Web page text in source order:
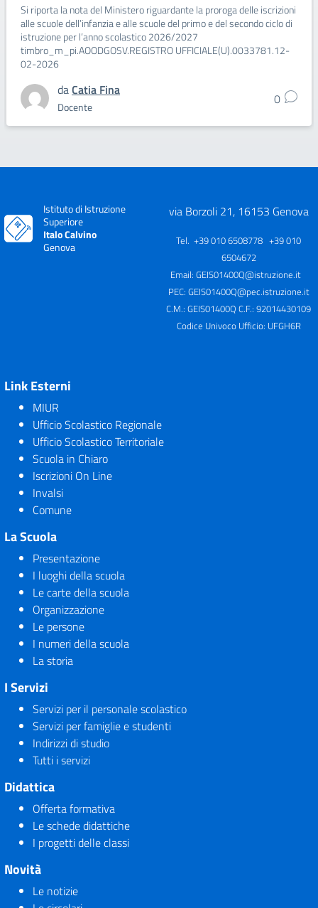
Si riporta la nota del Ministero riguardante la proroga delle iscrizioni
alle scuole dell’infanzia e alle scuole del primo e del secondo ciclo di
istruzione per l’anno scolastico 2026/2027
timbro_m_pi.AOODGOSV.REGISTRO UFFICIALE(U).0033781.12-
02-2026
daCatia Fina
Docente 0
Istituto di Istruzione
Superiore
Italo Calvino
Genova
via Borzoli 21, 16153 Genova
Tel. +39 010 6508778 +39 010
6504672
Email: GEIS01400Q@istruzione.it
PEC: GEIS01400Q@pec.istruzione.it
C.M.: GEIS01400Q C.F.: 92014430109
Codice Univoco Ufficio: UFGH6R
Link Esterni
MIUR
Ufficio Scolastico Regionale
Ufficio Scolastico Territoriale
Scuola in Chiaro
Iscrizioni On Line
Invalsi
Comune
La Scuola
Presentazione
I luoghi della scuola
Le carte della scuola
Organizzazione
Le persone
I numeri della scuola
La storia
I Servizi
Servizi per il personale scolastico
Servizi per famiglie e studenti
Indirizzi di studio
Tutti i servizi
Didattica
Offerta formativa
Le schede didattiche
I progetti delle classi
Novità
Le notizie